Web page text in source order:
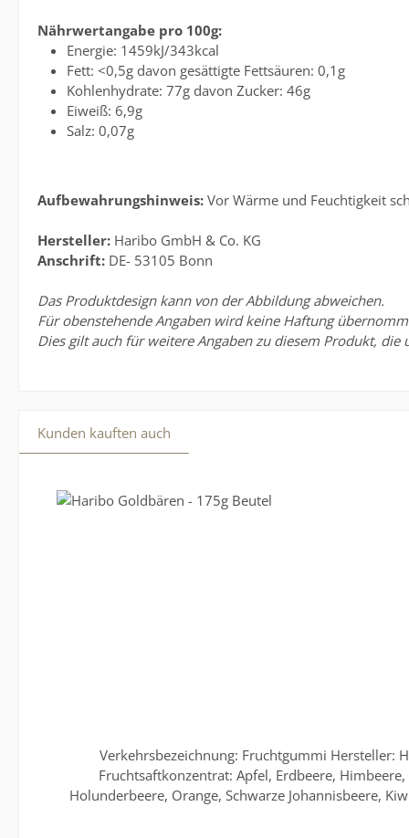
Nährwertangabe pro 100g:
Energie: 1459kJ/343kcal
Fett: <0,5g davon gesättigte Fettsäuren: 0,1g
Kohlenhydrate: 77g davon Zucker: 46g
Eiweiß: 6,9g
Salz: 0,07g
Aufbewahrungshinweis: Vor Wärme und Feuchtigkeit
Hersteller: Haribo GmbH & Co. KG
Anschrift: DE- 53105 Bonn
Das Produktdesign kann von der Abbildung abweichen.
Für obenstehende Angaben wird keine Haftung
Dies gilt auch für weitere Angaben zu diesem Produkt,
Kunden kauften auch
Verkehrsbezeichnung: Fruchtgummi Hersteller:
Fruchtsaftkonzentrat: Apfel, Erdbeere,
Holunderbeere, Orange, Schwarze Johannisbeere,